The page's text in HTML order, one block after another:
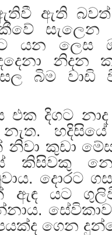
ඇති බවත්,
සැලෙන
යන ලෙස
නිදන
බිම
එක දිගට
කුඩා
කිසිවකු
දොරට
ඇඳ යට
ගෙන